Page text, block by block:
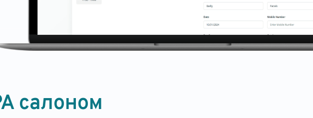
салоном